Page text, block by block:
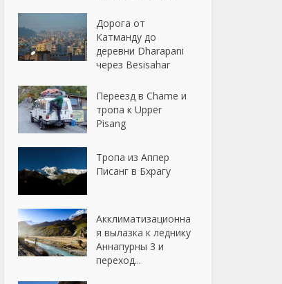
Дорога от
Катманду до
деревни Dharapani
через Besisahar
Переезд в Chame и
тропа к Upper
Pisang
Тропа из Аппер
Писанг в Бхрагу
Акклиматизационна
я вылазка к леднику
Аннапурны 3 и
переход...